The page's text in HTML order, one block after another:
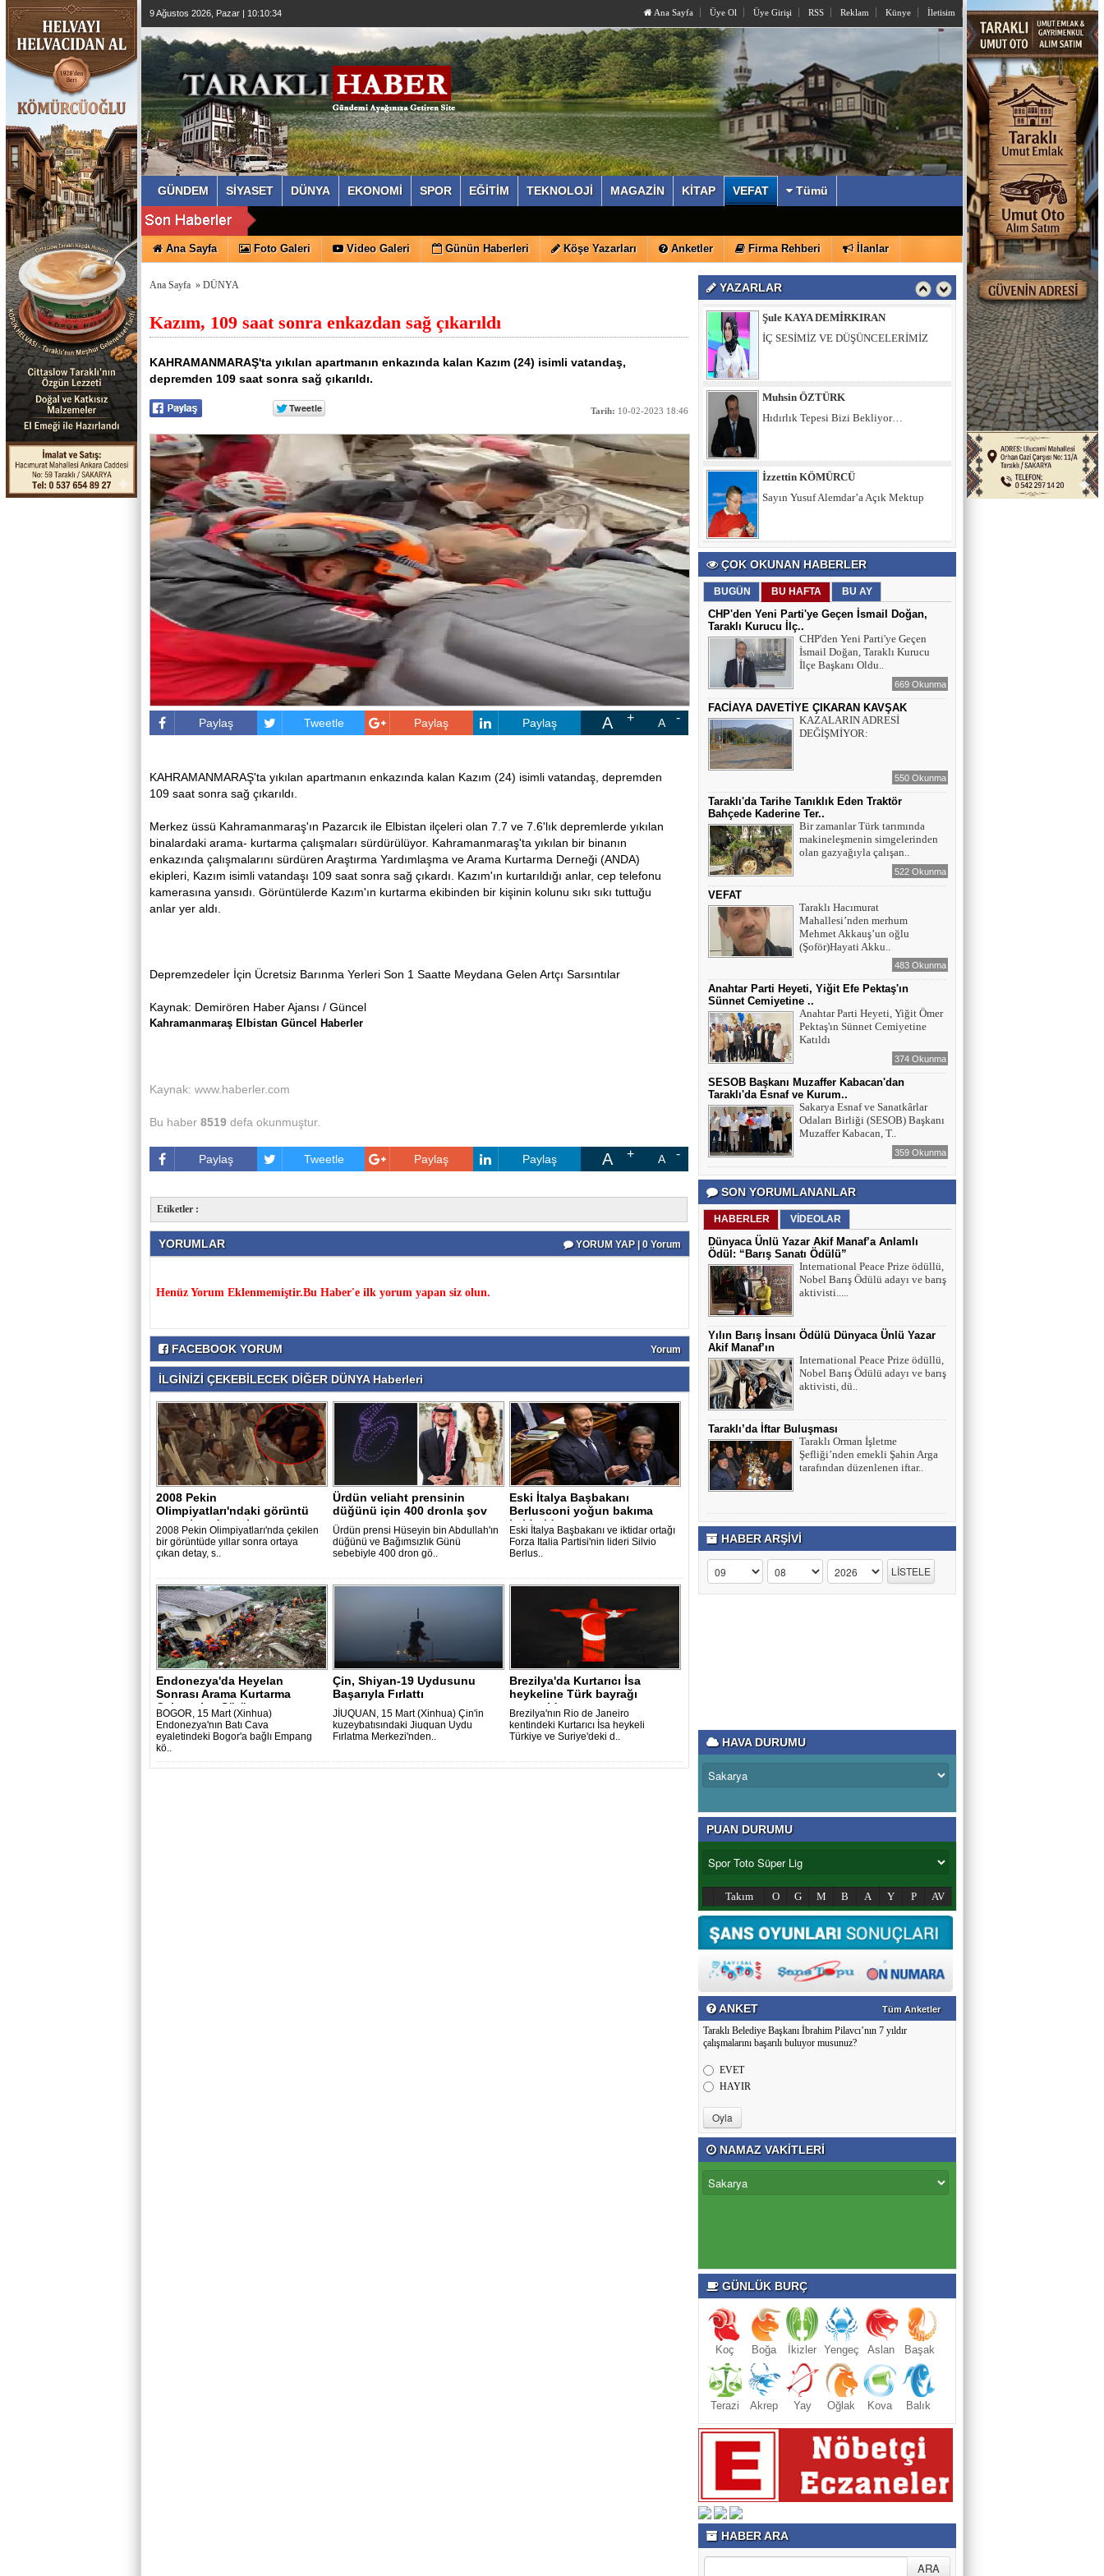
9 Ağustos 2026, Pazar | 10:10:35 Ana Sayfa Üye Ol Üye Girişi RSS Reklam Künye İletisim
GÜNDEM SİYASET DÜNYA EKONOMİ SPOR EĞİTİM TEKNOLOJİ MAGAZİN KİTAP VEFAT Tümü
Ana Sayfa Foto Galeri Video Galeri Günün Haberleri Köşe Yazarları Anketler Firma Rehberi İlanlar
Ana Sayfa » DÜNYA
Kazım, 109 saat sonra enkazdan sağ çıkarıldı
KAHRAMANMARAŞ'ta yıkılan apartmanın enkazında kalan Kazım (24) isimli vatandaş,
depremden 109 saat sonra sağ çıkarıldı.
Tarih: 10-02-2023 18:46
Paylaş Tweetle Paylaş Paylaş A A
KAHRAMANMARAŞ'ta yıkılan apartmanın enkazında kalan Kazım (24) isimli vatandaş, depremden
109 saat sonra sağ çıkarıldı.
Merkez üssü Kahramanmaraş'ın Pazarcık ile Elbistan ilçeleri olan 7.7 ve 7.6'lık depremlerde yıkılan
binalardaki arama- kurtarma çalışmaları sürdürülüyor. Kahramanmaraş'ta yıkılan bir binanın
enkazında çalışmalarını sürdüren Araştırma Yardımlaşma ve Arama Kurtarma Derneği (ANDA)
ekipleri, Kazım isimli vatandaşı 109 saat sonra sağ çıkardı. Kazım'ın kurtarıldığı anlar, cep telefonu
kamerasına yansıdı. Görüntülerde Kazım'ın kurtarma ekibinden bir kişinin kolunu sıkı sıkı tuttuğu
anlar yer aldı.
Depremzedeler İçin Ücretsiz Barınma Yerleri Son 1 Saatte Meydana Gelen Artçı Sarsıntılar
Kaynak: Demirören Haber Ajansı / Güncel
Kahramanmaraş Elbistan Güncel Haberler
Kaynak: www.haberler.com
Bu haber 8519 defa okunmuştur.
Paylaş Tweetle Paylaş Paylaş A A
Etiketler :
YORUMLAR YORUM YAP | 0 Yorum
Henüz Yorum Eklenmemiştir.Bu Haber'e ilk yorum yapan siz olun.
FACEBOOK YORUM Yorum
İLGİNİZİ ÇEKEBİLECEK DİĞER DÜNYA Haberleri
2008 Pekin
Olimpiyatları'ndaki görüntü
sosyal medyayı karışt..
2008 Pekin Olimpiyatları'nda çekilen
bir görüntüde yıllar sonra ortaya
çıkan detay, s..
Ürdün veliaht prensinin
düğünü için 400 dronla şov
Ürdün prensi Hüseyin bin Abdullah'ın
düğünü ve Bağımsızlık Günü
sebebiyle 400 dron gö..
Eski İtalya Başbakanı
Berlusconi yoğun bakıma
kaldırıldı..
Eski İtalya Başbakanı ve iktidar ortağı
Forza Italia Partisi'nin lideri Silvio
Berlus..
Endonezya'da Heyelan
Sonrası Arama Kurtarma
Çalışmaları Sürü..
BOGOR, 15 Mart (Xinhua)
Endonezya'nın Batı Cava
eyaletindeki Bogor'a bağlı Empang
kö..
Çin, Shiyan-19 Uydusunu
Başarıyla Fırlattı
JİUQUAN, 15 Mart (Xinhua) Çin'in
kuzeybatısındaki Jiuquan Uydu
Fırlatma Merkezi'nden..
Brezilya'da Kurtarıcı İsa
heykeline Türk bayrağı
yansıtıldı..
Brezilya'nın Rio de Janeiro
kentindeki Kurtarıcı İsa heykeli
Türkiye ve Suriye'deki d..
YAZARLAR
İzzettin KÖMÜRCÜ
Sayın Yusuf Alemdar’a Açık Mektup
Şule KAYA DEMİRKIRAN
İÇ SESİMİZ VE DÜŞÜNCELERİMİZ
Muhsin ÖZTÜRK
Hıdırlık Tepesi Bizi Bekliyor…
İzzettin KÖMÜRCÜ
Sayın Yusuf Alemdar’a Açık Mektup
Şule KAYA DEMİRKIRAN
İÇ SESİMİZ VE DÜŞÜNCELERİMİZ
Muhsin ÖZTÜRK
Hıdırlık Tepesi Bizi Bekliyor…
ÇOK OKUNAN HABERLER
BUGÜN BU HAFTA BU AY
CHP'den Yeni Parti'ye Geçen İsmail Doğan,
Taraklı Kurucu İlç..
CHP'den Yeni Parti'ye Geçen
İsmail Doğan, Taraklı Kurucu
İlçe Başkanı Oldu..
669 Okunma
FACİAYA DAVETİYE ÇIKARAN KAVŞAK
KAZALARIN ADRESİ
DEĞİŞMİYOR:
550 Okunma
Taraklı'da Tarihe Tanıklık Eden Traktör
Bahçede Kaderine Ter..
Bir zamanlar Türk tarımında
makineleşmenin simgelerinden
olan gazyağıyla çalışan..
522 Okunma
VEFAT
Taraklı Hacımurat
Mahallesi’nden merhum
Mehmet Akkauş’un oğlu
(Şoför)Hayati Akku..
483 Okunma
Anahtar Parti Heyeti, Yiğit Efe Pektaş'ın
Sünnet Cemiyetine ..
Anahtar Parti Heyeti, Yiğit Ömer
Pektaş'ın Sünnet Cemiyetine
Katıldı
374 Okunma
SESOB Başkanı Muzaffer Kabacan'dan
Taraklı'da Esnaf ve Kurum..
Sakarya Esnaf ve Sanatkârlar
Odaları Birliği (SESOB) Başkanı
Muzaffer Kabacan, T..
359 Okunma
SON YORUMLANANLAR
HABERLER VİDEOLAR
Dünyaca Ünlü Yazar Akif Manaf’a Anlamlı
Ödül: “Barış Sanatı Ödülü”
International Peace Prize ödüllü,
Nobel Barış Ödülü adayı ve barış
aktivisti.....
Yılın Barış İnsanı Ödülü Dünyaca Ünlü Yazar
Akif Manaf’ın
International Peace Prize ödüllü,
Nobel Barış Ödülü adayı ve barış
aktivisti, dü..
Taraklı’da İftar Buluşması
Taraklı Orman İşletme
Şefliği’nden emekli Şahin Arga
tarafından düzenlenen iftar..
HABER ARŞİVİ
HAVA DURUMU
PUAN DURUMU
Takım O G M B A Y P AV
ANKET Tüm Anketler
Taraklı Belediye Başkanı İbrahim Pilavcı’nın 7 yıldır
çalışmalarını başarılı buluyor musunuz?
EVET
HAYIR
NAMAZ VAKİTLERİ
GÜNLÜK BURÇ
Koç Boğa İkizler Yengeç Aslan Başak
Terazi Akrep Yay Oğlak Kova Balık
HABER ARA